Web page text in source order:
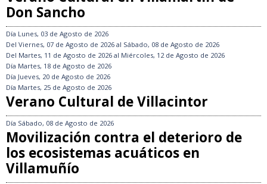
Don Sancho
Día Lunes, 03 de Agosto de 2026
Del Viernes, 07 de Agosto de 2026 al Sábado, 08 de Agosto de 2026
Del Martes, 11 de Agosto de 2026 al Miércoles, 12 de Agosto de 2026
Día Martes, 18 de Agosto de 2026
Día Jueves, 20 de Agosto de 2026
Día Martes, 25 de Agosto de 2026
Verano Cultural de Villacintor
Día Sábado, 08 de Agosto de 2026
Movilización contra el deterioro de
los ecosistemas acuáticos en
Villamuñío